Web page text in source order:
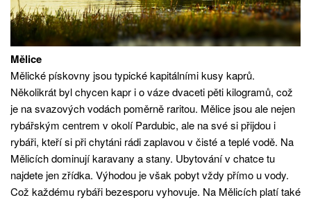
Mělice
Mělické pískovny jsou typické kapitálními kusy kaprů.
Několikrát byl chycen kapr i o váze dvaceti pěti kilogramů, což
je na svazových vodách poměrně raritou. Mělice jsou ale nejen
rybářským centrem v okolí Pardubic, ale na své si přijdou i
rybáři, kteří si při chytáni rádi zaplavou v čisté a teplé vodě. Na
Mělicích dominují karavany a stany. Ubytování v chatce tu
najdete jen zřídka. Výhodou je však pobyt vždy přímo u vody.
Což každému rybáři bezesporu vyhovuje. Na Mělicích platí také